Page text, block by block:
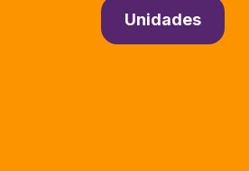
Unidades